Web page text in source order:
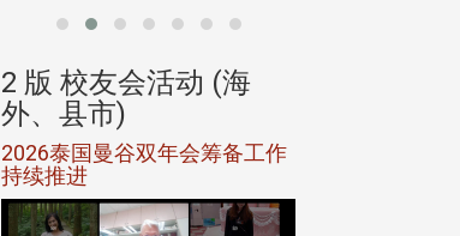
2 版 校友会活动 (海
外、县市)
2026泰国曼谷双年会筹备工作
持续推进